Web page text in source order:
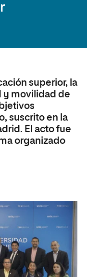
superior, la
y movilidad de
suscrito en la
El acto fue
organizado